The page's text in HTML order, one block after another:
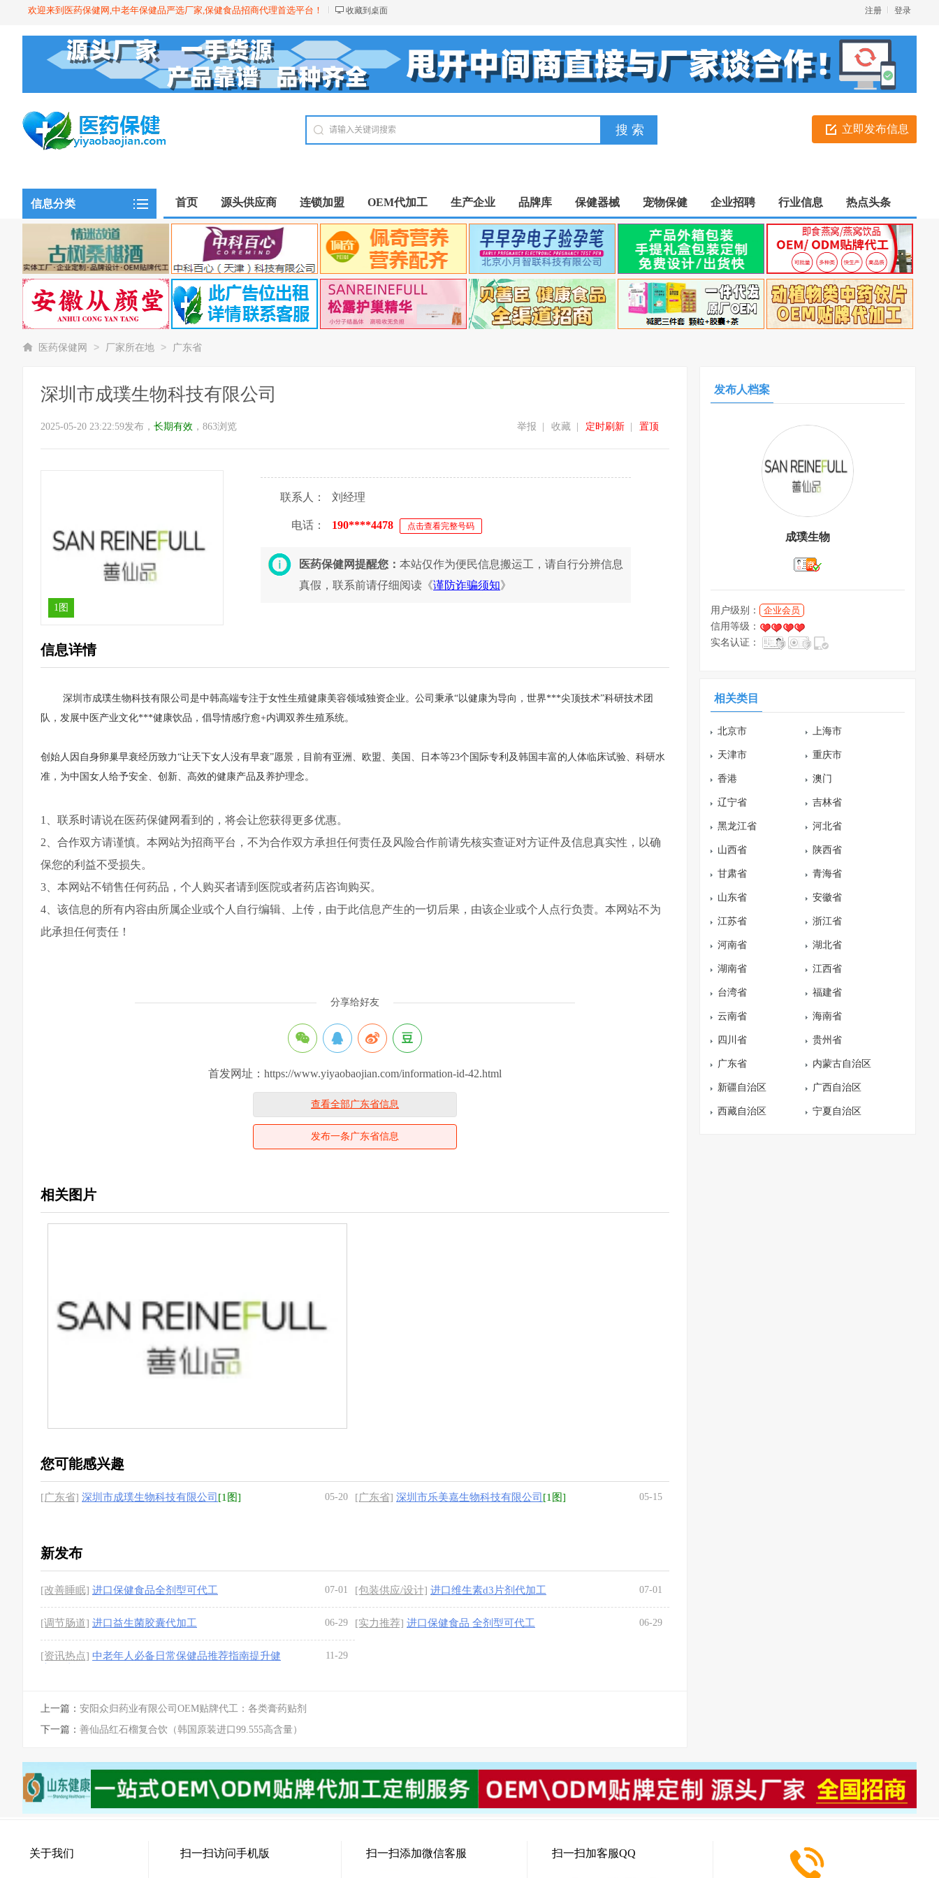
欢迎来到医药保健网,中老年保健品严选厂家,保健食品招商代理首选平台！ 收藏到桌面 登录
注册
立即发布信息
信息分类 首页 源头供应商 连锁加盟 OEM代加工 生产企业 品牌库 保健器械 宠物保健 企业招聘 行业信息 热点头条
医药保健网 > 厂家所在地 > 广东省
深圳市成璞生物科技有限公司
2025-05-20 23:22:59发布， 长期有效 ，863浏览 置顶
定时刷新
收藏
举报
1图
联系人： 刘经理
电话： 190****4478 点击查看完整号码
医药保健网提醒您： 本站仅作为便民信息搬运工，请自行分辨信息
真假，联系前请仔细阅读《谨防诈骗须知》
信息详情
深圳市成璞生物科技有限公司是中韩高端专注于女性生殖健康美容领域独资企业。公司秉承“以健康为导向，世界***尖顶技术”科研技术团
队，发展中医产业文化***健康饮品，倡导情感疗愈+内调双养生殖系统。
创始人因自身卵巢早衰经历致力“让天下女人没有早衰”愿景，目前有亚洲、欧盟、美国、日本等23个国际专利及韩国丰富的人体临床试验、科研水
准，为中国女人给予安全、创新、高效的健康产品及养护理念。
1、联系时请说在医药保健网看到的，将会让您获得更多优惠。
2、合作双方请谨慎。本网站为招商平台，不为合作双方承担任何责任及风险合作前请先核实查证对方证件及信息真实性，以确
保您的利益不受损失。
3、本网站不销售任何药品，个人购买者请到医院或者药店咨询购买。
4、该信息的所有内容由所属企业或个人自行编辑、上传，由于此信息产生的一切后果，由该企业或个人点行负责。本网站不为
此承担任何责任！
分享给好友
首发网址：https://www.yiyaobaojian.com/information-id-42.html
查看全部广东省信息
发布一条广东省信息
相关图片
您可能感兴趣
[广东省] 深圳市成璞生物科技有限公司 [1图] 05-20 [广东省] 深圳市乐美嘉生物科技有限公司 [1图] 05-15
新发布
[改善睡眠] 进口保健食品全剂型可代工 07-01 [包装供应/设计] 进口维生素d3片剂代加工 07-01
[调节肠道] 进口益生菌胶囊代加工 06-29 [实力推荐] 进口保健食品 全剂型可代工 06-29
[资讯热点] 中老年人必备日常保健品推荐指南提升健
11-29
上一篇： 安阳众归药业有限公司OEM贴牌代工：各类膏药贴剂
下一篇： 善仙品红石榴复合饮（韩国原装进口99.555高含量）
发布人档案
成璞生物
用户级别：
企业会员
信用等级：
实名认证：
相关类目
北京市 上海市
天津市 重庆市
香港 澳门
辽宁省 吉林省
黑龙江省 河北省
山西省 陕西省
甘肃省 青海省
山东省 安徽省
江苏省 浙江省
河南省 湖北省
湖南省 江西省
台湾省 福建省
云南省 海南省
四川省 贵州省
广东省 内蒙古自治区
新疆自治区 广西自治区
西藏自治区 宁夏自治区
关于我们 扫一扫访问手机版 扫一扫添加微信客服 扫一扫加客服QQ